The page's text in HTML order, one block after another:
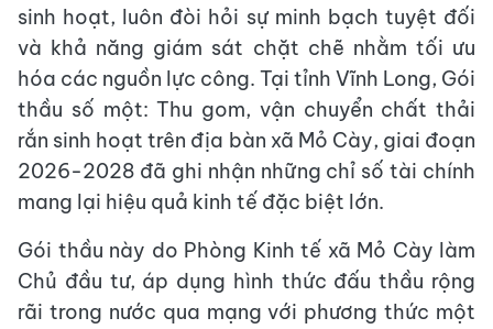
sinh hoạt, luôn đòi hỏi sự minh bạch tuyệt đối
và khả năng giám sát chặt chẽ nhằm tối ưu
hóa các nguồn lực công. Tại tỉnh Vĩnh Long, Gói
thầu số một: Thu gom, vận chuyển chất thải
rắn sinh hoạt trên địa bàn xã Mỏ Cày, giai đoạn
2026-2028 đã ghi nhận những chỉ số tài chính
mang lại hiệu quả kinh tế đặc biệt lớn.
Gói thầu này do Phòng Kinh tế xã Mỏ Cày làm
Chủ đầu tư, áp dụng hình thức đấu thầu rộng
rãi trong nước qua mạng với phương thức một